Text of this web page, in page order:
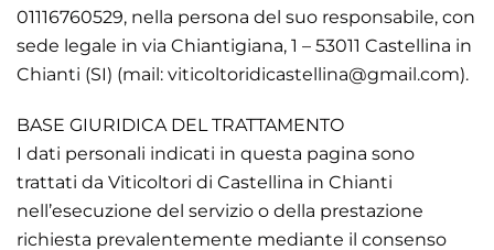
01116760529, nella persona del suo responsabile, con
sede legale in via Chiantigiana, 1 – 53011 Castellina in
Chianti (SI) (mail: viticoltoridicastellina@gmail.com).
BASE GIURIDICA DEL TRATTAMENTO
I dati personali indicati in questa pagina sono
trattati da Viticoltori di Castellina in Chianti
nell’esecuzione del servizio o della prestazione
richiesta prevalentemente mediante il consenso